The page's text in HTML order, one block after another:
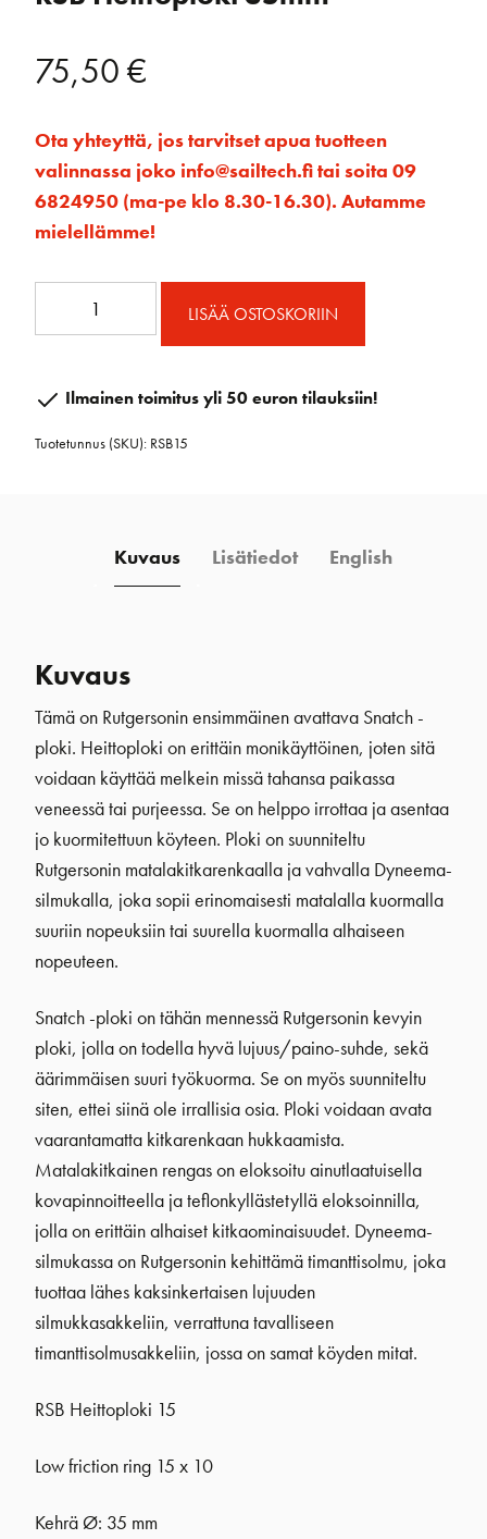
75,50€
Ota yhteyttä, jos tarvitset apua tuotteen
valinnassa joko info@sailtech.fi tai soita 09
6824950 (ma-pe klo 8.30-16.30). Autamme
mielellämme!
määrä
LISÄÄ OSTOSKORIIN
Ilmainen toimitus yli 50 euron tilauksiin!
Tuotetunnus (SKU): RSB15
Kuvaus Lisätiedot English
Kuvaus
Tämä on Rutgersonin ensimmäinen avattava Snatch -
ploki. Heittoploki on erittäin monikäyttöinen, joten sitä
voidaan käyttää melkein missä tahansa paikassa
veneessä tai purjeessa. Se on helppo irrottaa ja asentaa
jo kuormitettuun köyteen. Ploki on suunniteltu
Rutgersonin matalakitkarenkaalla ja vahvalla Dyneema-
silmukalla, joka sopii erinomaisesti matalalla kuormalla
suuriin nopeuksiin tai suurella kuormalla alhaiseen
nopeuteen.
Snatch -ploki on tähän mennessä Rutgersonin kevyin
ploki, jolla on todella hyvä lujuus/paino-suhde, sekä
äärimmäisen suuri työkuorma. Se on myös suunniteltu
siten, ettei siinä ole irrallisia osia. Ploki voidaan avata
vaarantamatta kitkarenkaan hukkaamista.
Matalakitkainen rengas on eloksoitu ainutlaatuisella
kovapinnoitteella ja teflonkyllästetyllä eloksoinnilla,
jolla on erittäin alhaiset kitkaominaisuudet. Dyneema-
silmukassa on Rutgersonin kehittämä timanttisolmu, joka
tuottaa lähes kaksinkertaisen lujuuden
silmukkasakkeliin, verrattuna tavalliseen
timanttisolmusakkeliin, jossa on samat köyden mitat.
RSB Heittoploki 15
Low friction ring 15 x 10
Kehrä Ø: 35 mm